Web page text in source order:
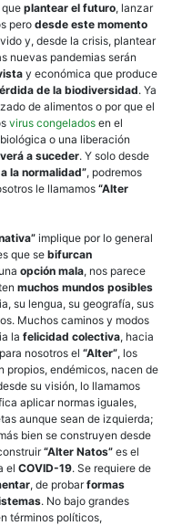
plantear el futuro, lanzar
pero desde este momento
y, desde la crisis, plantear
nuevas pandemias serán
y económica que produce
de la biodiversidad. Ya
de alimentos o por que el
virus congelados en el
o una liberación
a suceder. Y solo desde
la normalidad”, podremos
le llamamos “Alter
implique por lo general
que sebifurcan
opción mala, nos parece
muchos mundos posibles
su lengua, su geografía, sus
Muchos caminos y modos
la felicidad colectiva, hacia
nosotros el “Alter”, los
propios, endémicos, nacen de
su visión, lo llamamos
aplicar normas iguales,
aunque sean de izquierda;
bien se construyen desde
“Alter Natos” es el
el COVID-19. Se requiere de
, de probarformas
. No bajo grandes
términos políticos,